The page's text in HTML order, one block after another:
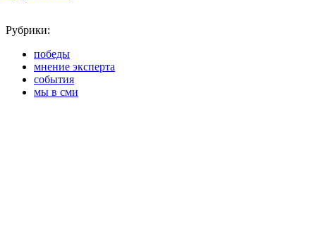
Рубрики:
победы
мнение эксперта
события
мы в сми